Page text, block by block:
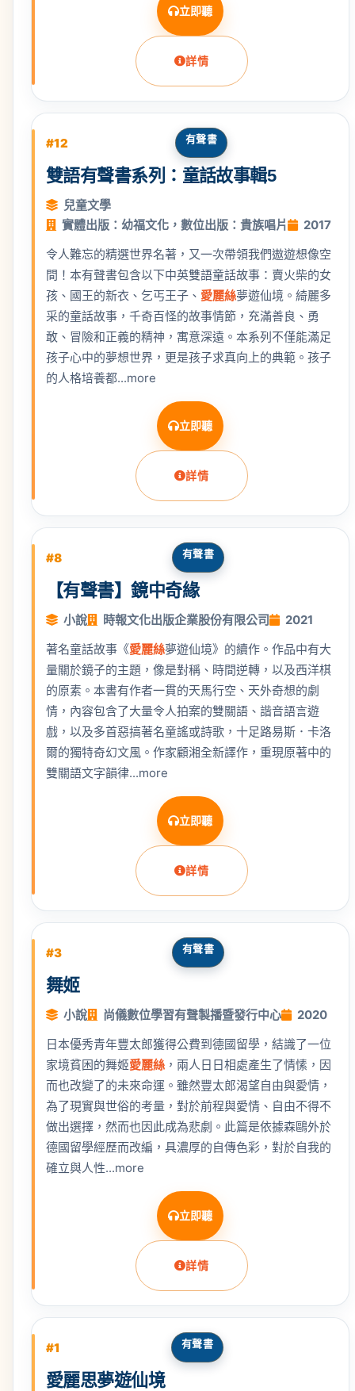
立即聽
詳情
#12 有聲書
雙語有聲書系列：童話故事輯5
兒童文學
實體出版：幼福文化，數位出版：貴族唱片
2017
令人難忘的精選世界名著，又一次帶領我們遨遊想像空
間！本有聲書包含以下中英雙語童話故事：賣火柴的女
孩、國王的新衣、乞丐王子、 愛麗絲夢遊仙境。綺麗多
采的童話故事，千奇百怪的故事情節，充滿善良、勇
敢、冒險和正義的精神，寓意深遠。本系列不僅能滿足
孩子心中的夢想世界，更是孩子求真向上的典範。孩子
的人格培養都...more
立即聽
詳情
#8 有聲書
【有聲書】鏡中奇緣
小說 時報文化出版企業股份有限公司
2021
著名童話故事《愛麗絲夢遊仙境》的續作。作品中有大
量關於鏡子的主題，像是對稱、時間逆轉，以及西洋棋
的原素。本書有作者一貫的天馬行空、天外奇想的劇
情，內容包含了大量令人拍案的雙關語、諧音語言遊
戲，以及多首惡搞著名童謠或詩歌，十足路易斯．卡洛
爾的獨特奇幻文風。作家顧湘全新譯作，重現原著中的
雙關語文字韻律...more
立即聽
詳情
#3 有聲書
舞姬
小說 尚儀數位學習有聲製播暨發行中心
2020
日本優秀青年豐太郎獲得公費到德國留學，結識了一位
家境貧困的舞姬愛麗絲 ，兩人日日相處產生了情愫，因
而也改變了的未來命運。雖然豐太郎渴望自由與愛情，
為了現實與世俗的考量，對於前程與愛情、自由不得不
做出選擇，然而也因此成為悲劇。此篇是依據森鷗外於
德國留學經歷而改編，具濃厚的自傳色彩，對於自我的
確立與人性...more
立即聽
詳情
#1 有聲書
愛麗思夢遊仙境